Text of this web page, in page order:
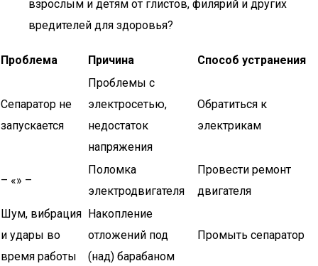
взрослым и детям от глистов, филярий и других
вредителей для здоровья?
Проблема Причина Способ устранения
Сепаратор не
запускается
Проблемы с
электросетью,
недостаток
напряжения
Обратиться к
электрикам
– «» –
Поломка
электродвигателя
Провести ремонт
двигателя
Шум, вибрация
и удары во
время работы
Накопление
отложений под
(над) барабаном
Промыть сепаратор